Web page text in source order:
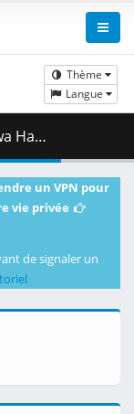
Thème
Langue
352.40 MB )
un VPN pour
vie privée
de signaler un